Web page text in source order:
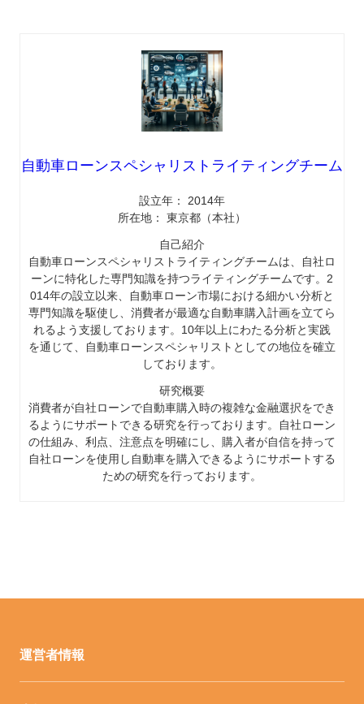
自動車ローンスペシャリストライティングチーム
設立年： 2014年
所在地： 東京都（本社）
自己紹介
自動車ローンスペシャリストライティングチームは、自社ロ
ーンに特化した専門知識を持つライティングチームです。2
014年の設立以来、自動車ローン市場における細かい分析と
専門知識を駆使し、消費者が最適な自動車購入計画を立てら
れるよう支援しております。10年以上にわたる分析と実践
を通じて、自動車ローンスペシャリストとしての地位を確立
しております。
研究概要
消費者が自社ローンで自動車購入時の複雑な金融選択をでき
るようにサポートできる研究を行っております。自社ローン
の仕組み、利点、注意点を明確にし、購入者が自信を持って
自社ローンを使用し自動車を購入できるようにサポートする
ための研究を行っております。
運営者情報